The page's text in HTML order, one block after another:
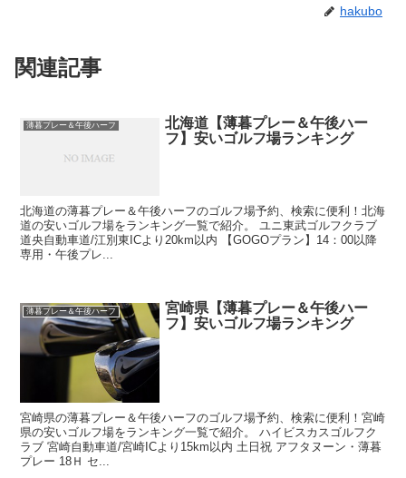
hakubo
関連記事
薄暮プレー＆午後ハーフ
北海道【薄暮プレー＆午後ハー
フ】安いゴルフ場ランキング
北海道の薄暮プレー＆午後ハーフのゴルフ場予約、検索に便利！北海
道の安いゴルフ場をランキング一覧で紹介。 ユニ東武ゴルフクラブ
道央自動車道/江別東ICより20km以内 【GOGOプラン】14：00以降
専用・午後プレ...
薄暮プレー＆午後ハーフ
宮崎県【薄暮プレー＆午後ハー
フ】安いゴルフ場ランキング
宮崎県の薄暮プレー＆午後ハーフのゴルフ場予約、検索に便利！宮崎
県の安いゴルフ場をランキング一覧で紹介。 ハイビスカスゴルフク
ラブ 宮崎自動車道/宮崎ICより15km以内 土日祝 アフタヌーン・薄暮
プレー 18Ｈ セ...